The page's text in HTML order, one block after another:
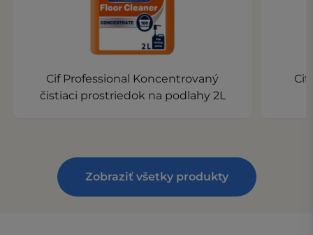
Cif Professional Koncentrovaný
čistiaci prostriedok na podlahy 2L
Cif
Zobraziť všetky produkty